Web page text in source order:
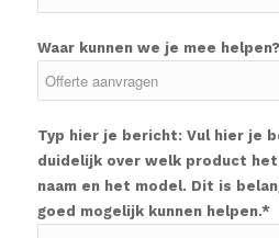
Waar kunnen we je mee
Typ hier je bericht: Vul hier je
duidelijk over welk product
naam en het model. Dit is
goed mogelijk kunnen helpen.*